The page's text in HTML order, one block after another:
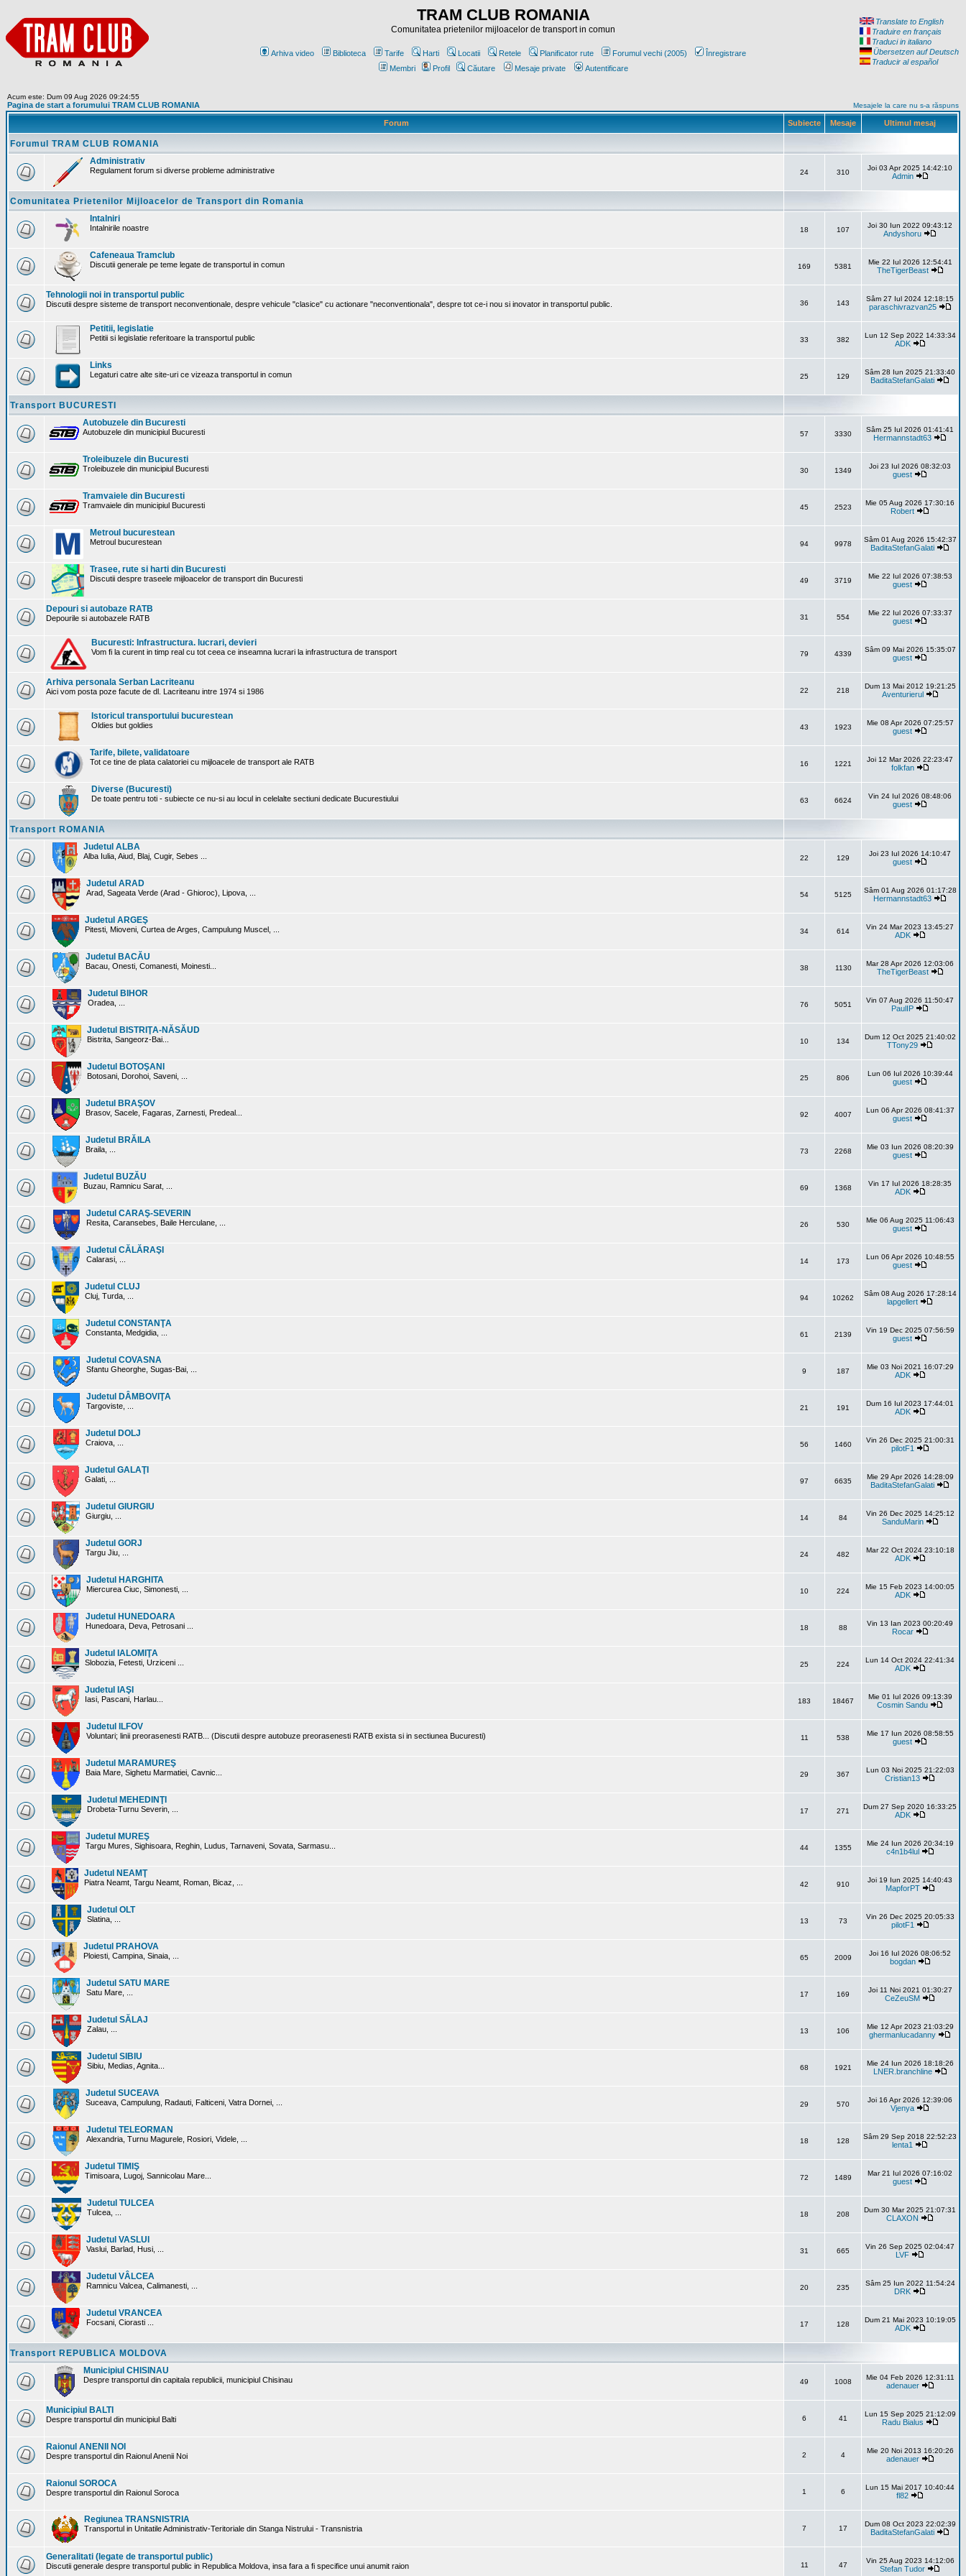
TRAM CLUB ROMANIA
Comunitatea prietenilor mijloacelor de transport in comun
Arhiva video Biblioteca Tarife Harti Locatii Retele Planificator rute Forumul vechi (2005)
Înregistrare
Membri
Profil Căutare Mesaje private Autentificare
Translate to English
Traduire en français
Traduci in italiano
Übersetzen auf Deutsch
Traducir al español
Acum este: Dum 09 Aug 2026 09:24:55
Pagina de start a forumului TRAM CLUB ROMANIA Mesajele la care nu s-a răspuns
Forum Subiecte Mesaje Ultimul mesaj
Forumul TRAM CLUB ROMANIA
Administrativ
Regulament forum si diverse probleme administrative 24 310
Joi 03 Apr 2025 14:42:10
Admin
Comunitatea Prietenilor Mijloacelor de Transport din Romania
Intalniri
Intalnirile noastre 18 107
Joi 30 Iun 2022 09:43:12
Andyshoru
Cafeneaua Tramclub
Discutii generale pe teme legate de transportul in comun 169 5381
Mie 22 Iul 2026 12:54:41
TheTigerBeast
Tehnologii noi in transportul public
Discutii despre sisteme de transport neconventionale, despre vehicule "clasice" cu actionare "neconventionala", despre tot ce-i nou si inovator in transportul public. 36 143
Sâm 27 Iul 2024 12:18:15
paraschivrazvan25
Petitii, legislatie
Petitii si legislatie referitoare la transportul public 33 382
Lun 12 Sep 2022 14:33:34
ADK
Links
Legaturi catre alte site-uri ce vizeaza transportul in comun 25 129
Sâm 28 Iun 2025 21:33:40
BaditaStefanGalati
Transport BUCURESTI
Autobuzele din Bucuresti
Autobuzele din municipiul Bucuresti 57 3330
Sâm 25 Iul 2026 01:41:41
Hermannstadt63
Troleibuzele din Bucuresti
Troleibuzele din municipiul Bucuresti 30 1349
Joi 23 Iul 2026 08:32:03
guest
Tramvaiele din Bucuresti
Tramvaiele din municipiul Bucuresti 45 2523
Mie 05 Aug 2026 17:30:16
Robert
Metroul bucurestean
Metroul bucurestean 94 9978
Sâm 01 Aug 2026 15:42:37
BaditaStefanGalati
Trasee, rute si harti din Bucuresti
Discutii despre traseele mijloacelor de transport din Bucuresti 49 3719
Mie 22 Iul 2026 07:38:53
guest
Depouri si autobaze RATB
Depourile si autobazele RATB 31 554
Mie 22 Iul 2026 07:33:37
guest
Bucuresti: Infrastructura. lucrari, devieri
Vom fi la curent in timp real cu tot ceea ce inseamna lucrari la infrastructura de transport 79 4339
Sâm 09 Mai 2026 15:35:07
guest
Arhiva personala Serban Lacriteanu
Aici vom posta poze facute de dl. Lacriteanu intre 1974 si 1986 22 218
Dum 13 Mai 2012 19:21:25
Aventurierul
Istoricul transportului bucurestean
Oldies but goldies 43 1923
Mie 08 Apr 2026 07:25:57
guest
Tarife, bilete, validatoare
Tot ce tine de plata calatoriei cu mijloacele de transport ale RATB 16 1221
Joi 12 Mar 2026 22:23:47
folkfan
Diverse (Bucuresti)
De toate pentru toti - subiecte ce nu-si au locul in celelalte sectiuni dedicate Bucurestiului 63 6624
Vin 24 Iul 2026 08:48:06
guest
Transport ROMANIA
Judetul ALBA
Alba Iulia, Aiud, Blaj, Cugir, Sebes ... 22 129
Joi 23 Iul 2026 14:10:47
guest
Judetul ARAD
Arad, Sageata Verde (Arad - Ghioroc), Lipova, ... 54 5125
Sâm 01 Aug 2026 01:17:28
Hermannstadt63
Judetul ARGEŞ
Pitesti, Mioveni, Curtea de Arges, Campulung Muscel, ... 34 614
Vin 24 Mar 2023 13:45:27
ADK
Judetul BACĂU
Bacau, Onesti, Comanesti, Moinesti... 38 1130
Mar 28 Apr 2026 12:03:06
TheTigerBeast
Judetul BIHOR
Oradea, ... 76 5051
Vin 07 Aug 2026 11:50:47
PaulIP
Judetul BISTRIŢA-NĂSĂUD
Bistrita, Sangeorz-Bai... 10 134
Dum 12 Oct 2025 21:40:02
TTony29
Judetul BOTOŞANI
Botosani, Dorohoi, Saveni, ... 25 806
Lun 06 Iul 2026 10:39:44
guest
Judetul BRAŞOV
Brasov, Sacele, Fagaras, Zarnesti, Predeal... 92 4007
Lun 06 Apr 2026 08:41:37
guest
Judetul BRĂILA
Braila, ... 73 2268
Mie 03 Iun 2026 08:20:39
guest
Judetul BUZĂU
Buzau, Ramnicu Sarat, ... 69 1368
Vin 17 Iul 2026 18:28:35
ADK
Judetul CARAŞ-SEVERIN
Resita, Caransebes, Baile Herculane, ... 26 530
Mie 06 Aug 2025 11:06:43
guest
Judetul CĂLĂRAŞI
Calarasi, ... 14 173
Lun 06 Apr 2026 10:48:55
guest
Judetul CLUJ
Cluj, Turda, ... 94 10262
Sâm 08 Aug 2026 17:28:14
lapgellert
Judetul CONSTANŢA
Constanta, Medgidia, ... 61 2139
Vin 19 Dec 2025 07:56:59
guest
Judetul COVASNA
Sfantu Gheorghe, Sugas-Bai, ... 9 187
Mie 03 Noi 2021 16:07:29
ADK
Judetul DÂMBOVIŢA
Targoviste, ... 21 191
Dum 16 Iul 2023 17:44:01
ADK
Judetul DOLJ
Craiova, ... 56 1460
Vin 26 Dec 2025 21:00:31
pilotF1
Judetul GALAŢI
Galati, ... 97 6635
Mie 29 Apr 2026 14:28:09
BaditaStefanGalati
Judetul GIURGIU
Giurgiu, ... 14 84
Vin 26 Dec 2025 14:25:12
SanduMarin
Judetul GORJ
Targu Jiu, ... 24 482
Mar 22 Oct 2024 23:10:18
ADK
Judetul HARGHITA
Miercurea Ciuc, Simonesti, ... 10 224
Mie 15 Feb 2023 14:00:05
ADK
Judetul HUNEDOARA
Hunedoara, Deva, Petrosani ... 18 88
Vin 13 Ian 2023 00:20:49
Rocar
Judetul IALOMIŢA
Slobozia, Fetesti, Urziceni ... 25 224
Lun 14 Oct 2024 22:41:34
ADK
Judetul IAŞI
Iasi, Pascani, Harlau... 183 18467
Mie 01 Iul 2026 09:13:39
Cosmin Sandu
Judetul ILFOV
Voluntari; linii preorasenesti RATB... (Discutii despre autobuze preorasenesti RATB exista si in sectiunea Bucuresti) 11 538
Mie 17 Iun 2026 08:58:55
guest
Judetul MARAMUREŞ
Baia Mare, Sighetu Marmatiei, Cavnic... 29 367
Lun 03 Noi 2025 21:22:03
Cristian13
Judetul MEHEDINŢI
Drobeta-Turnu Severin, ... 17 271
Dum 27 Sep 2020 16:33:25
ADK
Judetul MUREŞ
Targu Mures, Sighisoara, Reghin, Ludus, Tarnaveni, Sovata, Sarmasu... 44 1355
Mie 24 Iun 2026 20:34:19
c4n1b4lul
Judetul NEAMŢ
Piatra Neamt, Targu Neamt, Roman, Bicaz, ... 42 910
Joi 19 Iun 2025 14:40:43
MapforPT
Judetul OLT
Slatina, ... 13 73
Vin 26 Dec 2025 20:05:33
pilotF1
Judetul PRAHOVA
Ploiesti, Campina, Sinaia, ... 65 2009
Joi 16 Iul 2026 08:06:52
bogdan
Judetul SATU MARE
Satu Mare, ... 17 169
Joi 11 Noi 2021 01:30:27
CeZeuSM
Judetul SĂLAJ
Zalau, ... 13 106
Mie 12 Apr 2023 21:03:29
ghermanlucadanny
Judetul SIBIU
Sibiu, Medias, Agnita... 68 1921
Mie 24 Iun 2026 18:18:26
LNER.branchline
Judetul SUCEAVA
Suceava, Campulung, Radauti, Falticeni, Vatra Dornei, ... 29 570
Joi 16 Apr 2026 12:39:06
Vjenya
Judetul TELEORMAN
Alexandria, Turnu Magurele, Rosiori, Videle, ... 18 128
Sâm 29 Sep 2018 22:52:23
lenta1
Judetul TIMIŞ
Timisoara, Lugoj, Sannicolau Mare... 72 1489
Mar 21 Iul 2026 07:16:02
guest
Judetul TULCEA
Tulcea, ... 18 208
Dum 30 Mar 2025 21:07:31
CLAXON
Judetul VASLUI
Vaslui, Barlad, Husi, ... 31 665
Vin 26 Sep 2025 02:04:47
LVF
Judetul VÂLCEA
Ramnicu Valcea, Calimanesti, ... 20 235
Sâm 25 Iun 2022 11:54:24
DRK
Judetul VRANCEA
Focsani, Ciorasti ... 17 128
Dum 21 Mai 2023 10:19:05
ADK
Transport REPUBLICA MOLDOVA
Municipiul CHISINAU
Despre transportul din capitala republicii, municipiul Chisinau 49 1008
Mie 04 Feb 2026 12:31:11
adenauer
Municipiul BALTI
Despre transportul din municipiul Balti 6 41
Lun 15 Sep 2025 21:12:09
Radu Bialus
Raionul ANENII NOI
Despre transportul din Raionul Anenii Noi 2 4
Mie 20 Noi 2013 16:20:26
adenauer
Raionul SOROCA
Despre transportul din Raionul Soroca 1 6
Lun 15 Mai 2017 10:40:44
fl82
Regiunea TRANSNISTRIA
Transportul in Unitatile Administrativ-Teritoriale din Stanga Nistrului - Transnistria 7 17
Dum 08 Oct 2023 22:02:39
BaditaStefanGalati
Generalitati (legate de transportul public)
Discutii generale despre transportul public in Republica Moldova, insa fara a fi specifice unui anumit raion 11 47
Vin 25 Aug 2023 14:12:06
Stefan Tudor